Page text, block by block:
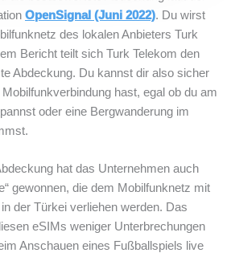
OpenSignal (Juni 2022). Du wirst
des lokalen Anbieters Turk
Bericht teilt sich Turk Telekom den
Abdeckung. Du kannst dir also sicher
hast, egal ob du am
oder eine Bergwanderung im
hat das Unternehmen auch
gewonnen, die dem Mobilfunknetz mit
der Türkei verliehen werden. Das
eSIMs weniger Unterbrechungen
Anschauen eines Fußballspiels live